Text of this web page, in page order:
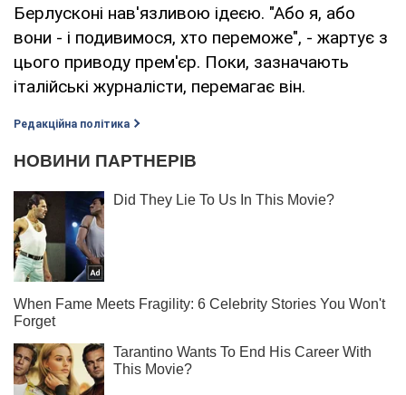
Берлусконі нав'язливою ідеєю. "Або я, або
вони - і подивимося, хто переможе", - жартує з
цього приводу прем'єр. Поки, зазначають
італійські журналісти, перемагає він.
Редакційна політика